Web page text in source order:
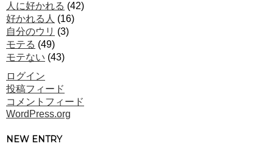
人に好かれる (42)
好かれる人 (16)
自分のウリ (3)
モテる (49)
モテない (43)
ログイン
投稿フィード
コメントフィード
WordPress.org
NEW ENTRY